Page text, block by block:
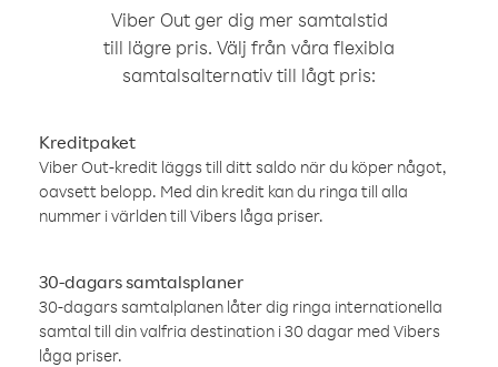
Viber Out ger dig mer samtalstid
till lägre pris. Välj från våra flexibla
samtalsalternativ till lågt pris:
Kreditpaket
Viber Out-kredit läggs till ditt saldo när du köper något,
oavsett belopp. Med din kredit kan du ringa till alla
nummer i världen till Vibers låga priser.
30-dagars samtalsplaner
30-dagars samtalplanen låter dig ringa internationella
samtal till din valfria destination i 30 dagar med Vibers
låga priser.